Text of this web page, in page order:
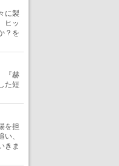
に製
ヒッ
？を
『赫
た短
を担
、
きま